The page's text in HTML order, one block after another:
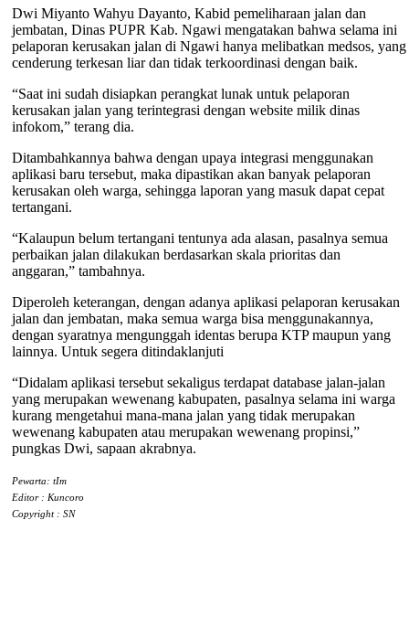
Dwi Miyanto Wahyu Dayanto, Kabid pemeliharaan jalan dan
jembatan, Dinas PUPR Kab. Ngawi mengatakan bahwa selama ini
pelaporan kerusakan jalan di Ngawi hanya melibatkan medsos, yang
cenderung terkesan liar dan tidak terkoordinasi dengan baik.
“Saat ini sudah disiapkan perangkat lunak untuk pelaporan
kerusakan jalan yang terintegrasi dengan website milik dinas
infokom,” terang dia.
Ditambahkannya bahwa dengan upaya integrasi menggunakan
aplikasi baru tersebut, maka dipastikan akan banyak pelaporan
kerusakan oleh warga, sehingga laporan yang masuk dapat cepat
tertangani.
“Kalaupun belum tertangani tentunya ada alasan, pasalnya semua
perbaikan jalan dilakukan berdasarkan skala prioritas dan
anggaran,” tambahnya.
Diperoleh keterangan, dengan adanya aplikasi pelaporan kerusakan
jalan dan jembatan, maka semua warga bisa menggunakannya,
dengan syaratnya mengunggah identas berupa KTP maupun yang
lainnya. Untuk segera ditindaklanjuti
“Didalam aplikasi tersebut sekaligus terdapat database jalan-jalan
yang merupakan wewenang kabupaten, pasalnya selama ini warga
kurang mengetahui mana-mana jalan yang tidak merupakan
wewenang kabupaten atau merupakan wewenang propinsi,”
pungkas Dwi, sapaan akrabnya.
Pewarta: tIm
Editor : Kuncoro
Copyright : SN